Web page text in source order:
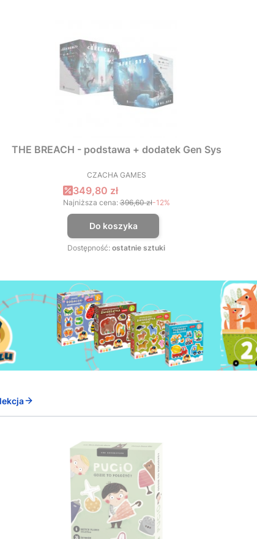
THE BREACH - podstawa + dodatek Gen Sys
PRODUCENT
CZACHA GAMES
Cena promocyjna
349,80 zł
Najniższa cena: 396,60 zł-12%
Do koszyka
Dostępność: ostatnie sztuki